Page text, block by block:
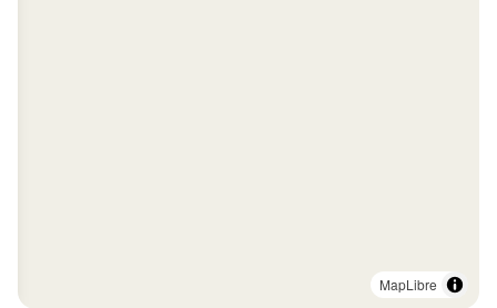
MapLibre